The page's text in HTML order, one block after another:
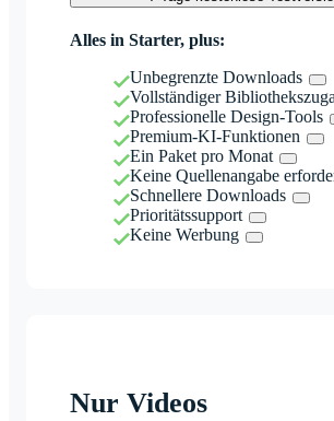
Alles in Starter, plus:
Unbegrenzte Downloads
Vollständiger
Professionelle Design-Tools
Premium-KI-Funktionen
Ein Paket pro Monat
Keine Quellenangabe
Schnellere Downloads
Prioritätssupport
Keine Werbung
Nur Videos